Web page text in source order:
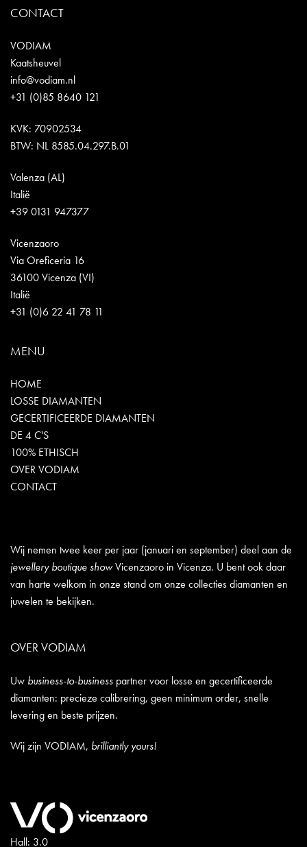
CONTACT
VODIAM
Kaatsheuvel
info@vodiam.nl
+31 (0)85 8640 121
KVK: 70902534
BTW: NL 8585.04.297.B.01
Valenza (AL)
Italië
+39 0131 947377
Vicenzaoro
Via Oreficeria 16
36100 Vicenza (VI)
Italië
+31 (0)6 22 41 78 11
MENU
HOME
LOSSE DIAMANTEN
GECERTIFICEERDE DIAMANTEN
DE 4 C'S
100% ETHISCH
OVER VODIAM
CONTACT
Wij nemen twee keer per jaar (januari en september) deel aan de
jewellery boutique showVicenzaoro in Vicenza. U bent ook daar
van harte welkom in onze stand om onze collecties diamanten en
juwelen te bekijken.
OVER VODIAM
Uw business-to-business partner voor losse en gecertificeerde
diamanten: precieze calibrering, geen minimum order, snelle
levering en beste prijzen.
Wij zijn VODIAM, brilliantly yours!
Hall: 3.0